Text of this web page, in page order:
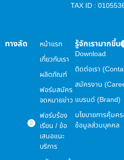
TAX ID :
ทางลัด
หน้าแรก
เกี่ยวกับเรา
ผลิตภัณฑ์
ฟอร์มสมัคร
จดหมายข่าว
ฟอร์มร้อง
เรียน / ข้อ
เสนอแนะ
บริการ
รู้จักเรามากขึ้น
Download
ติดต่อเรา
สมัครงาน
แบรนด์ (Brand)
นโยบายการคุ้มค
ข้อมูลส่วนบุคคล